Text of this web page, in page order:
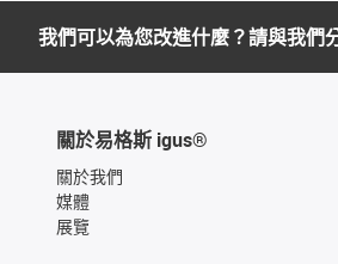
我們可以為您改進什麼？請與我們
關於易格斯 igus®
關於我們
媒體
展覽